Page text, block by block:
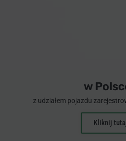
w
z udziałem pojazdu
Kliknij